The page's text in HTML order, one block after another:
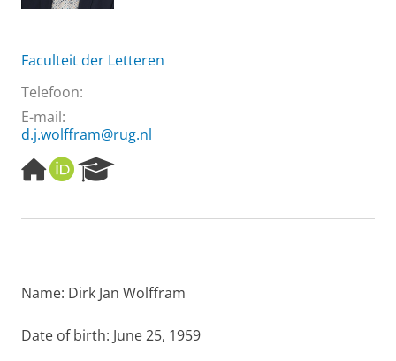
Faculteit der Letteren
Telefoon:
E-mail:
d.j.wolffram@rug.nl
H
o
e
e
O
R
I
e
h
o
r
Name: Dirk Jan Wolffram
Date of birth: June 25, 1959